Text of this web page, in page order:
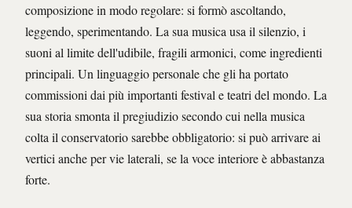
composizione in modo regolare: si formò ascoltando,
leggendo, sperimentando. La sua musica usa il silenzio, i
suoni al limite dell'udibile, fragili armonici, come ingredienti
principali. Un linguaggio personale che gli ha portato
commissioni dai più importanti festival e teatri del mondo. La
sua storia smonta il pregiudizio secondo cui nella musica
colta il conservatorio sarebbe obbligatorio: si può arrivare ai
vertici anche per vie laterali, se la voce interiore è abbastanza
forte.